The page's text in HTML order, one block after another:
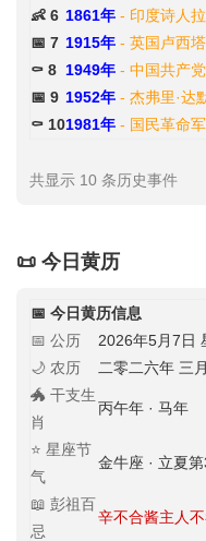
👶 6 1861年 - 印度诗人
📅 7 1915年 - 英国卢西
⚰️ 8 1949年 - 中国共产
📅 9 1952年 - 杰弗里·达
⚰️ 101981年 - 国民革命
共显示 10 条历史事件
📜 今日黄历
📅 今日黄历信息
📅 公历
2026年5月7日
🌙 农历
二零二六年 三
🐲 干支生
肖
丙午年 · 马年
⭐ 星座节
气
金牛座 · 立夏
📖 彭祖百
忌
辛不合酱主人